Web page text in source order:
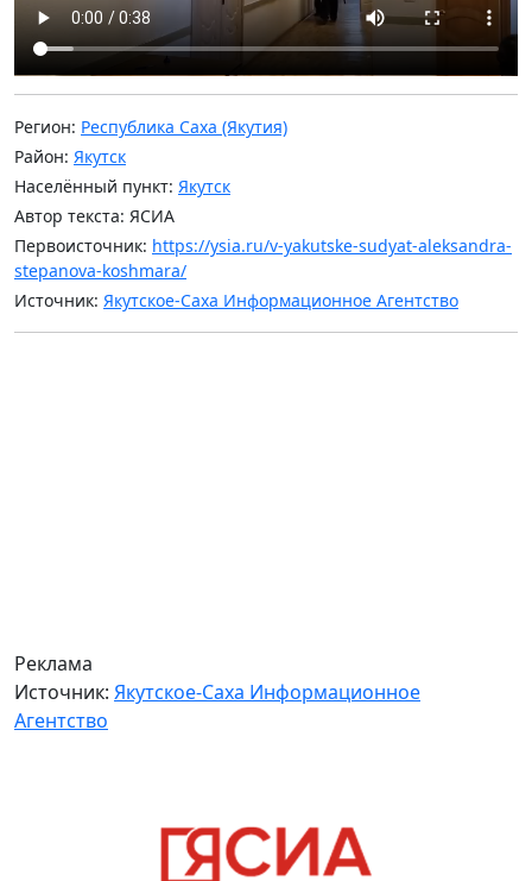
Регион: Республика Саха (Якутия)
Район: Якутск
Населённый пункт: Якутск
Автор текста: ЯСИА
Первоисточник: https://ysia.ru/v-yakutske-sudyat-aleksandra-
stepanova-koshmara/
Источник: Якутское-Саха Информационное Агентство
Реклама
Источник: Якутское-Саха Информационное
Агентство